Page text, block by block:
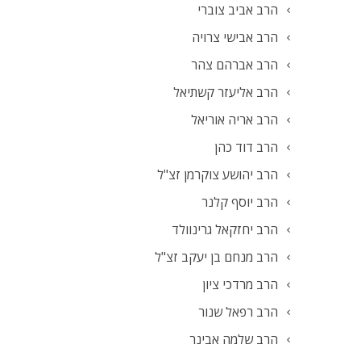
הרב אביב צוברי
הרב אבישי צרויה
הרב אברהם צהר
הרב אליעזר קשתיאל
הרב אריה אוריאל
הרב דוד כהן
הרב יהושע צוקרמן זצ"ל
הרב יוסף קלנר
הרב יחזקאל גרינוולד
הרב מנחם בן יעקב זצ"ל
הרב מרדכי ציון
הרב רפאל שנור
הרב שלמה אבינר